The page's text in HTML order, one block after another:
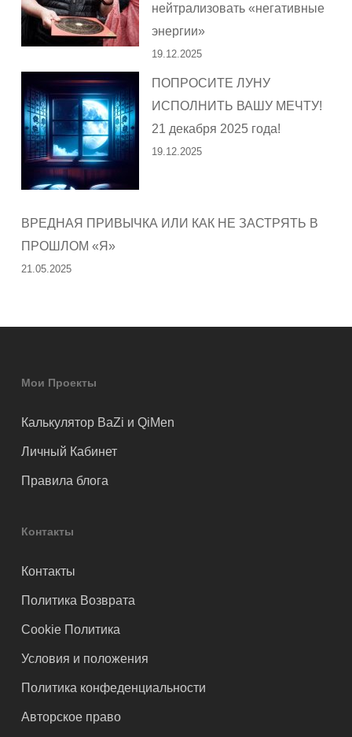
нейтрализовать «негативные
энергии»
19.12.2025
ПОПРОСИТЕ ЛУНУ
ИСПОЛНИТЬ ВАШУ МЕЧТУ!
21 декабря 2025 года!
19.12.2025
ВРЕДНАЯ ПРИВЫЧКА ИЛИ КАК НЕ ЗАСТРЯТЬ В
ПРОШЛОМ «Я»
21.05.2025
Мои Проекты
Калькулятор BaZi и QiMen
Личный Кабинет
Правила блога
Контакты
Контакты
Политика Возврата
Cookie Политика
Условия и положения
Политика конфеденциальности
Авторское право